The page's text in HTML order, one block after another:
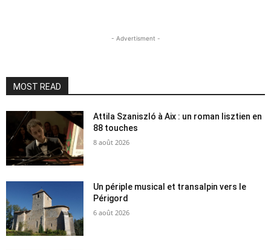
- Advertisment -
MOST READ
Attila Szaniszló à Aix : un roman lisztien en
88 touches
8 août 2026
Un périple musical et transalpin vers le
Périgord
6 août 2026